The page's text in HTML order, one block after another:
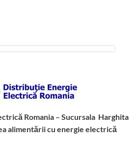
Romania – Sucursala Harghita
alimentării cu energie electrică